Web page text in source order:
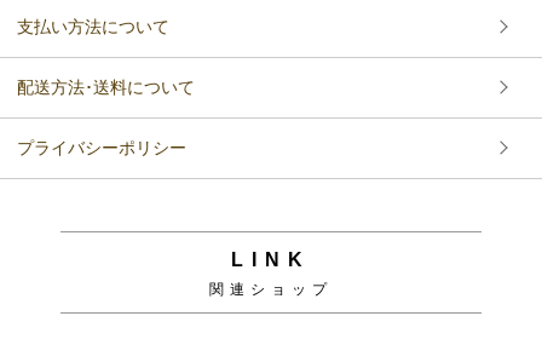
支払い方法について
配送方法･送料について
プライバシーポリシー
LINK
関連ショップ